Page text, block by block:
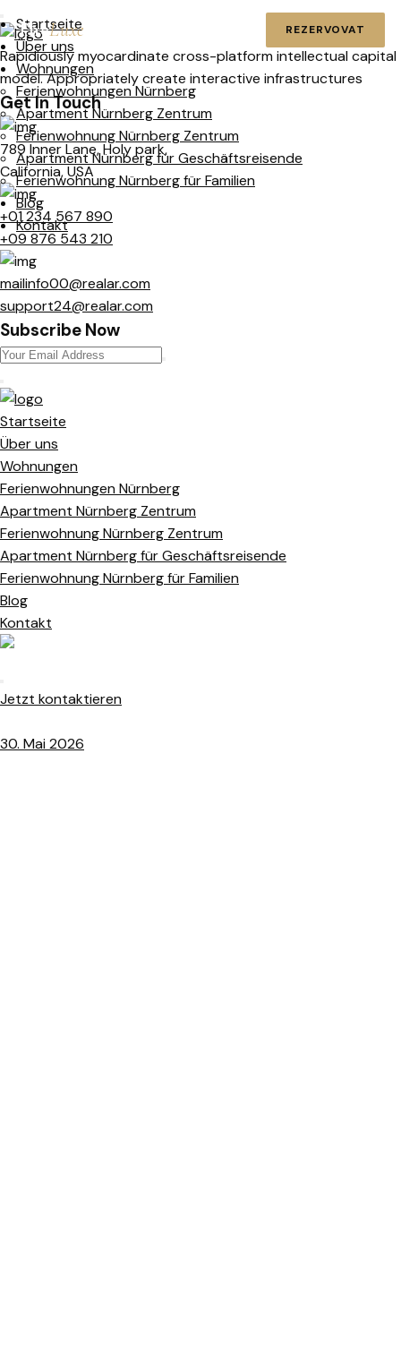
Rapidiously myocardinate cross-platform intellectual capital
model. Appropriately create interactive infrastructures
Get In Touch
789 Inner Lane, Holy park,
California, USA
+01 234 567 890
+09 876 543 210
mailinfo00@realar.com
support24@realar.com
Subscribe Now
Startseite
Über uns
Wohnungen
Ferienwohnungen Nürnberg
Apartment Nürnberg Zentrum
Ferienwohnung Nürnberg Zentrum
Apartment Nürnberg für Geschäftsreisende
Ferienwohnung Nürnberg für Familien
Blog
Kontakt
Startseite
Über uns
Wohnungen
Ferienwohnungen Nürnberg
Apartment Nürnberg Zentrum
Ferienwohnung Nürnberg Zentrum
Apartment Nürnberg für Geschäftsreisende
Ferienwohnung Nürnberg für Familien
Blog
Kontakt
Jetzt kontaktieren
30. Mai 2026
TheLuxe REZERVOVAT